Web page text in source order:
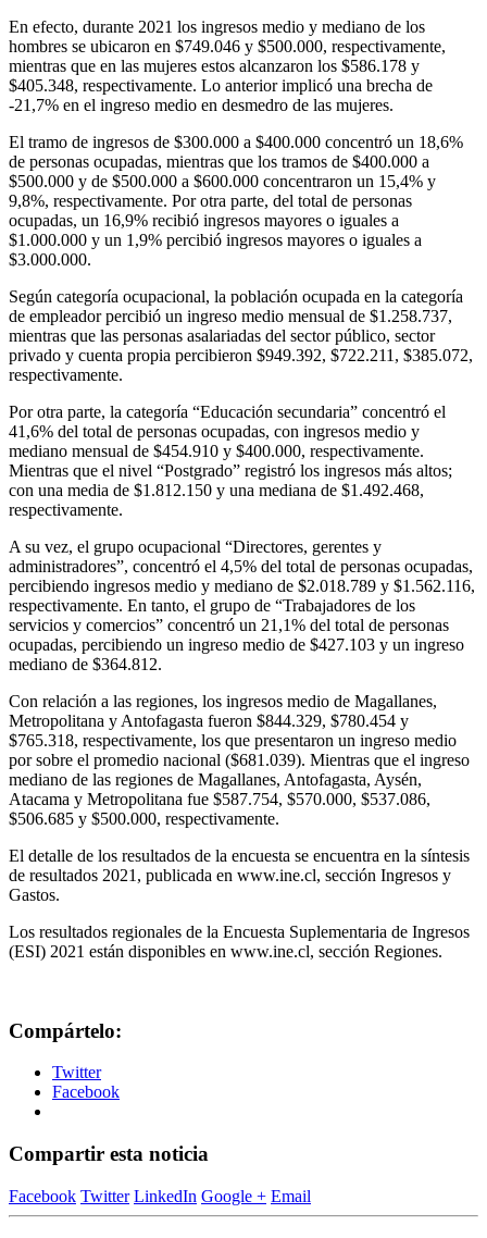
En efecto, durante 2021 los ingresos medio y mediano de los
hombres se ubicaron en $749.046 y $500.000, respectivamente,
mientras que en las mujeres estos alcanzaron los $586.178 y
$405.348, respectivamente. Lo anterior implicó una brecha de
-21,7% en el ingreso medio en desmedro de las mujeres.
El tramo de ingresos de $300.000 a $400.000 concentró un 18,6%
de personas ocupadas, mientras que los tramos de $400.000 a
$500.000 y de $500.000 a $600.000 concentraron un 15,4% y
9,8%, respectivamente. Por otra parte, del total de personas
ocupadas, un 16,9% recibió ingresos mayores o iguales a
$1.000.000 y un 1,9% percibió ingresos mayores o iguales a
$3.000.000.
Según categoría ocupacional, la población ocupada en la categoría
de empleador percibió un ingreso medio mensual de $1.258.737,
mientras que las personas asalariadas del sector público, sector
privado y cuenta propia percibieron $949.392, $722.211, $385.072,
respectivamente.
Por otra parte, la categoría “Educación secundaria” concentró el
41,6% del total de personas ocupadas, con ingresos medio y
mediano mensual de $454.910 y $400.000, respectivamente.
Mientras que el nivel “Postgrado” registró los ingresos más altos;
con una media de $1.812.150 y una mediana de $1.492.468,
respectivamente.
A su vez, el grupo ocupacional “Directores, gerentes y
administradores”, concentró el 4,5% del total de personas ocupadas,
percibiendo ingresos medio y mediano de $2.018.789 y $1.562.116,
respectivamente. En tanto, el grupo de “Trabajadores de los
servicios y comercios” concentró un 21,1% del total de personas
ocupadas, percibiendo un ingreso medio de $427.103 y un ingreso
mediano de $364.812.
Con relación a las regiones, los ingresos medio de Magallanes,
Metropolitana y Antofagasta fueron $844.329, $780.454 y
$765.318, respectivamente, los que presentaron un ingreso medio
por sobre el promedio nacional ($681.039). Mientras que el ingreso
mediano de las regiones de Magallanes, Antofagasta, Aysén,
Atacama y Metropolitana fue $587.754, $570.000, $537.086,
$506.685 y $500.000, respectivamente.
El detalle de los resultados de la encuesta se encuentra en la síntesis
de resultados 2021, publicada en www.ine.cl, sección Ingresos y
Gastos.
Los resultados regionales de la Encuesta Suplementaria de Ingresos
(ESI) 2021 están disponibles en www.ine.cl, sección Regiones.
Compártelo:
Twitter
Facebook
Compartir esta noticia
Facebook Twitter LinkedIn Google + Email